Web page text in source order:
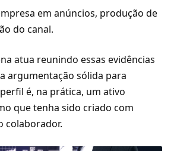
em anúncios, produção de
do canal.
atua reunindo essas evidências
argumentação sólida para
é, na prática, um ativo
que tenha sido criado com
colaborador.